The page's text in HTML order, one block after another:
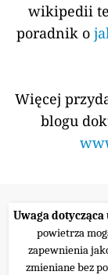
wikipedii
poradnik o
Więcej
blogu
Uwaga
powietrza
zapewnienia
zmieniane bez